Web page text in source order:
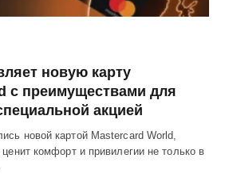
новую карту
с преимуществами для
акцией
новой картой Mastercard World,
комфорт и привилегии не только в